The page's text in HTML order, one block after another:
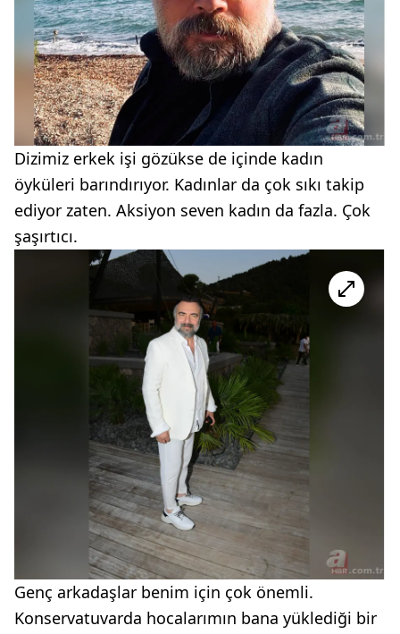
Dizimiz erkek işi gözükse de içinde kadın
öyküleri barındırıyor. Kadınlar da çok sıkı takip
ediyor zaten. Aksiyon seven kadın da fazla. Çok
şaşırtıcı.
Genç arkadaşlar benim için çok önemli.
Konservatuvarda hocalarımın bana yüklediği bir